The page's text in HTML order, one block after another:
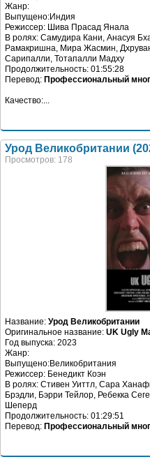
Жанр:
Выпущено:Индия
Режиссер: Шива Прасад Янала
В ролях: Самудира Кани, Анасуя
Рамакришна, Мира Жасмин,
Сарипалли, Тотапалли Мадху
Продолжительность: 01:55:28
Перевод: Профессиональный
Качество:...
Урод Великобритании
Просмотров: 178
Название: Урод Великобритании
Оригинальное название: UK Ugly
Год выпуска: 2023
Жанр:
Выпущено:Великобритания
Режиссер: Бенедикт Коэн
В ролях: Стивен Уиттл, Сара
Брэдли, Бэрри Тейлор, Ребекка
Шеперд
Продолжительность: 01:29:51
Перевод: Профессиональный